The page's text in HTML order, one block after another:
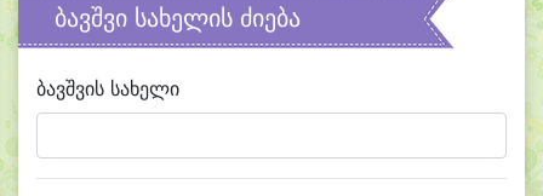
ბავშვი სახელის ძიება
ბავშვის სახელი